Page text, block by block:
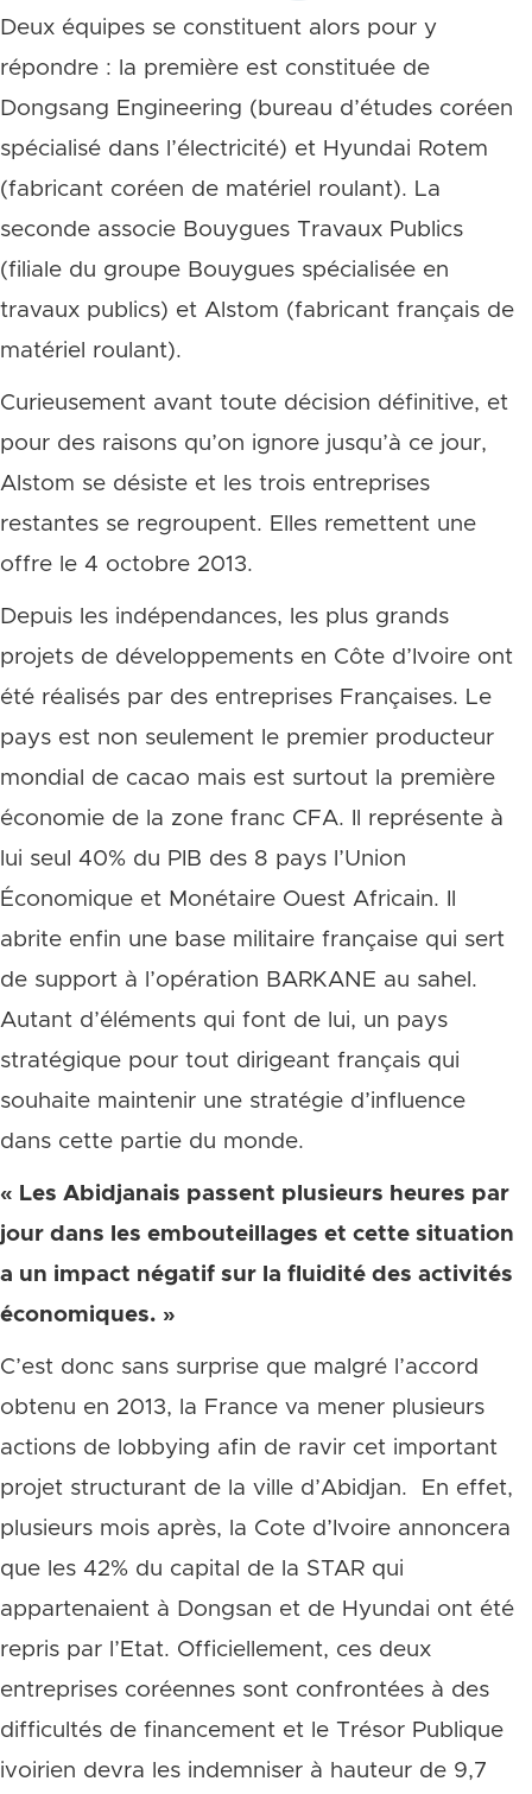
Deux équipes se constituent alors pour y
répondre : la première est constituée de
Dongsang Engineering (bureau d’études coréen
spécialisé dans l’électricité) et Hyundai Rotem
(fabricant coréen de matériel roulant). La
seconde associe Bouygues Travaux Publics
(filiale du groupe Bouygues spécialisée en
travaux publics) et Alstom (fabricant français de
matériel roulant).
Curieusement avant toute décision définitive, et
pour des raisons qu’on ignore jusqu’à ce jour,
Alstom se désiste et les trois entreprises
restantes se regroupent. Elles remettent une
offre le 4 octobre 2013.
Depuis les indépendances, les plus grands
projets de développements en Côte d’Ivoire ont
été réalisés par des entreprises Françaises. Le
pays est non seulement le premier producteur
mondial de cacao mais est surtout la première
économie de la zone franc CFA. Il représente à
lui seul 40% du PIB des 8 pays l’Union
Économique et Monétaire Ouest Africain. Il
abrite enfin une base militaire française qui sert
de support à l’opération BARKANE au sahel.
Autant d’éléments qui font de lui, un pays
stratégique pour tout dirigeant français qui
souhaite maintenir une stratégie d’influence
dans cette partie du monde.
« Les Abidjanais passent plusieurs heures par
jour dans les embouteillages et cette situation
a un impact négatif sur la fluidité des activités
économiques. »
C’est donc sans surprise que malgré l’accord
obtenu en 2013, la France va mener plusieurs
actions de lobbying afin de ravir cet important
projet structurant de la ville d’Abidjan. En effet,
plusieurs mois après, la Cote d’Ivoire annoncera
que les 42% du capital de la STAR qui
appartenaient à Dongsan et de Hyundai ont été
repris par l’Etat. Officiellement, ces deux
entreprises coréennes sont confrontées à des
difficultés de financement et le Trésor Publique
ivoirien devra les indemniser à hauteur de 9,7